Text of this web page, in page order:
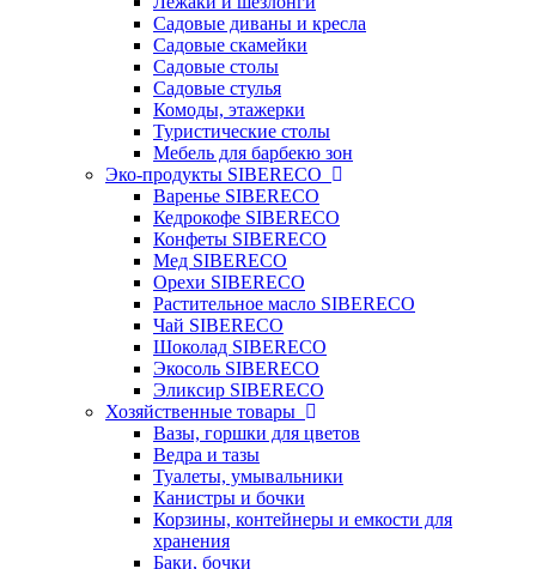
Садовые диваны и кресла
Садовые скамейки
Садовые столы
Садовые стулья
Комоды, этажерки
Туристические столы
Мебель для барбекю зон
Эко-продукты SIBERECO
Варенье SIBERECO
Кедрокофе SIBERECO
Конфеты SIBERECO
Мед SIBERECO
Орехи SIBERECO
Растительное масло SIBERECO
Чай SIBERECO
Шоколад SIBERECO
Экосоль SIBERECO
Эликсир SIBERECO
Хозяйственные товары
Вазы, горшки для цветов
Ведра и тазы
Туалеты, умывальники
Канистры и бочки
Корзины, контейнеры и емкости для
хранения
Баки, бочки